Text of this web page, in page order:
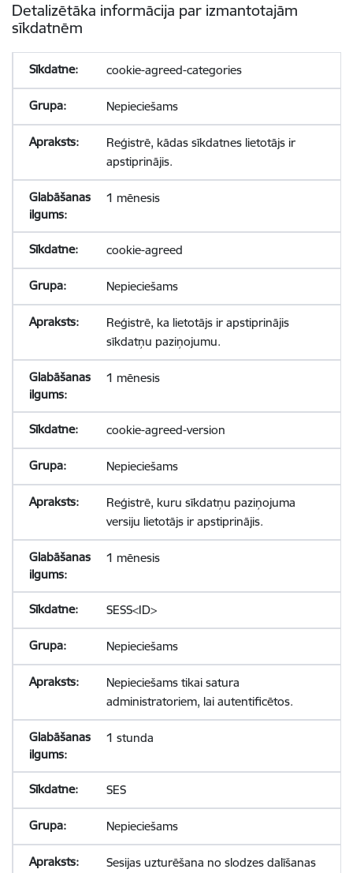
Detalizētāka informācija par izmantotajām
sīkdatnēm
cookie-agreed-categories
Nepieciešams
Reģistrē, kādas sīkdatnes lietotājs ir
apstiprinājis.
1 mēnesis
cookie-agreed
Nepieciešams
Reģistrē, ka lietotājs ir apstiprinājis
sīkdatņu paziņojumu.
1 mēnesis
cookie-agreed-version
Nepieciešams
Reģistrē, kuru sīkdatņu paziņojuma
versiju lietotājs ir apstiprinājis.
1 mēnesis
SESS<ID>
Nepieciešams
Nepieciešams tikai satura
administratoriem, lai autentificētos.
1 stunda
SES
Nepieciešams
Sesijas uzturēšana no slodzes dalīšanas